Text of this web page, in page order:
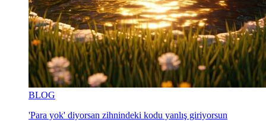
BLOG
'Para yok' diyorsan zihnindeki kodu yanlış giriyorsun